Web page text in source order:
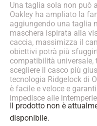
Una taglia sola non può
Oakley ha ampliato la
aggiungendo una taglia
maschera ispirata alla
caccia, massimizza il
obiettivi potrà più
compatibilità universale,
scegliere il casco più
tecnologia Ridgelock di
è facile e veloce e
impedisce alle
Il prodotto non è
disponibile.